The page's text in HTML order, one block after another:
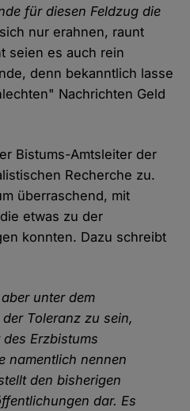
für diesen Feldzug die
nur erahnen, raunt
seien es auch rein
denn bekanntlich lasse
Nachrichten Geld
Bistums-Amtsleiter der
Recherche zu.
überraschend, mit
etwas zu der
konnten. Dazu schreibt
unter dem
Toleranz zu sein,
Erzbistums
namentlich nennen
den bisherigen
dar. Es